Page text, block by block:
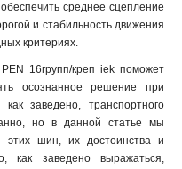
среднее сцепление
и стабильность движения
критериях.
16групп/креп iek поможет
осознанное решение при
заведено, транспортного
но в данной статье мы
этих шин, их достоинства и
как заведено выражаться,